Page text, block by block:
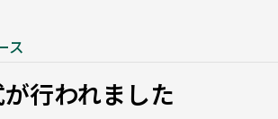
ス
行われました